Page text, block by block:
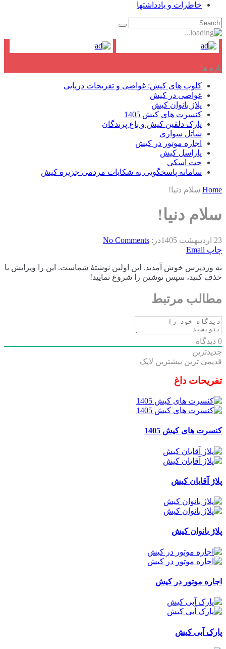
خاطرات و یادداشتها
تازه ها
کلوپ های کیش: غواصی و تفریحات دریایی
غواصی در کیش
پلاژ بانوان کیش
کنسرت های کیش 1405
پارک دلفین کیش و باغ پرندگان
شاتل سواری
اجاره موتور در کیش
پاراسل کیش
جت اسکی
سامانه پاسخگویی به شکایات مردمی جزیره کیش
Home سلام دنیا!
سلام دنیا!
23 اردیبهشت 1405 در: No Comments
چاپ Email
به وردپرس خوش آمدید. این اولین نوشتهٔ شماست. این را ویرایش یا
حذف کنید، سپس نوشتن را شروع نمایید!
مطالب مرتبط
0 دیدگاه
جدیدترین
قدیمی ترین بیشترین لایک
تفریحات داغ
کنسرت های کیش 1405
پلاژ آقایان کیش
پلاژ بانوان کیش
اجاره موتور در کیش
پارک آبی کیش